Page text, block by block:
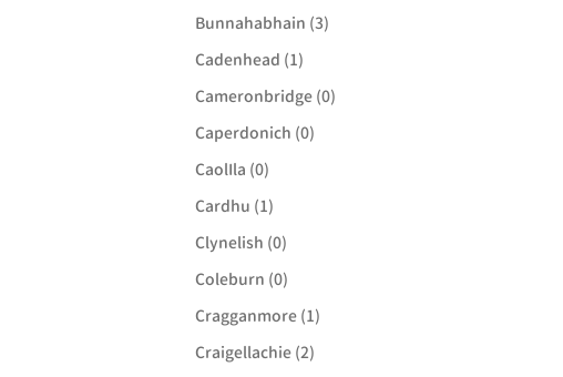
Bunnahabhain (3)
Cadenhead (1)
Cameronbridge (0)
Caperdonich (0)
CaolIla (0)
Cardhu (1)
Clynelish (0)
Coleburn (0)
Cragganmore (1)
Craigellachie (2)